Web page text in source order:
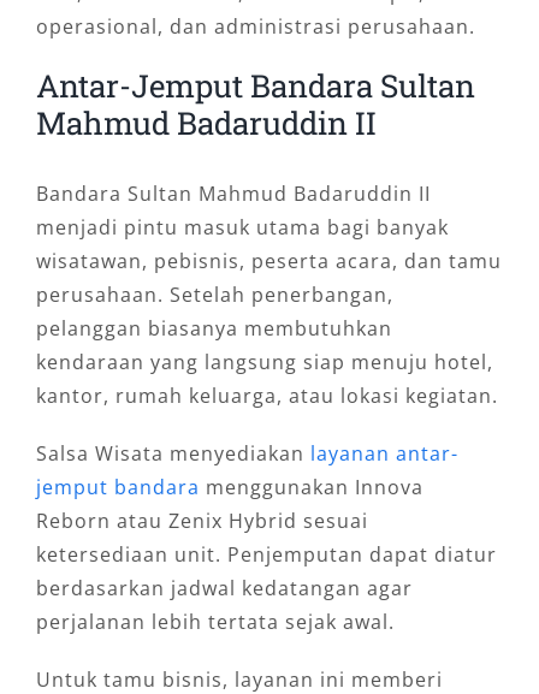
operasional, dan administrasi perusahaan.
Antar-Jemput Bandara Sultan
Mahmud Badaruddin II
Bandara Sultan Mahmud Badaruddin II
menjadi pintu masuk utama bagi banyak
wisatawan, pebisnis, peserta acara, dan tamu
perusahaan. Setelah penerbangan,
pelanggan biasanya membutuhkan
kendaraan yang langsung siap menuju hotel,
kantor, rumah keluarga, atau lokasi kegiatan.
Salsa Wisata menyediakan layanan antar-
jemput bandara menggunakan Innova
Reborn atau Zenix Hybrid sesuai
ketersediaan unit. Penjemputan dapat diatur
berdasarkan jadwal kedatangan agar
perjalanan lebih tertata sejak awal.
Untuk tamu bisnis, layanan ini memberi